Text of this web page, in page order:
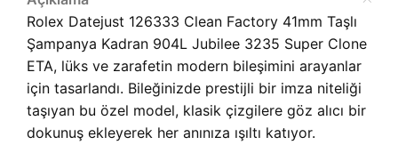
Rolex Datejust 126333 Clean Factory 41mm Taşlı
Şampanya Kadran 904L Jubilee 3235 Super Clone
ETA, lüks ve zarafetin modern bileşimini arayanlar
için tasarlandı. Bileğinizde prestijli bir imza niteliği
taşıyan bu özel model, klasik çizgilere göz alıcı bir
dokunuş ekleyerek her anınıza ışıltı katıyor.